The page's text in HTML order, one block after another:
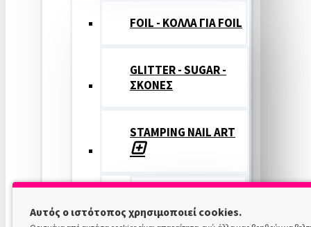
FOIL - ΚΟΛΛΑ ΓΙΑ FOIL
GLITTER - SUGAR -
ΣΚΟΝΕΣ
STAMPING NAIL ART
COLOR
Αυτός ο ιστότοπος χρησιμοποιεί cookies.